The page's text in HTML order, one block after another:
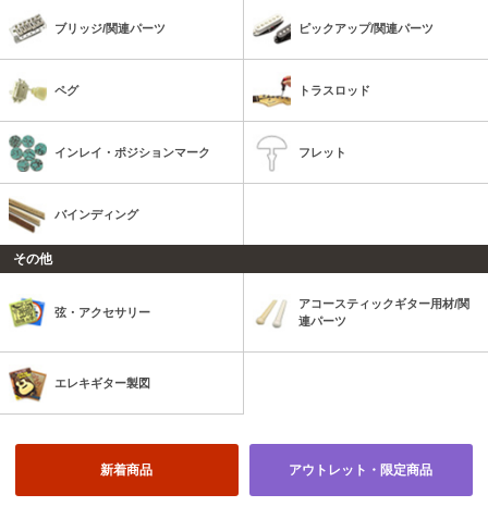
ブリッジ/関連パーツ ピックアップ/関連パーツ
ペグ トラスロッド
インレイ・ポジションマーク フレット
バインディング
その他
弦・アクセサリー
アコースティックギター用材/関
連パーツ
エレキギター製図
新着商品 アウトレット・限定商品